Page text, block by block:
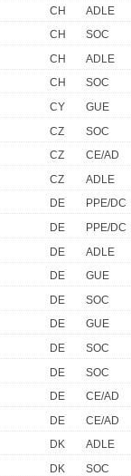
CH
ADLE
CH
SOC
CH
ADLE
CH
SOC
CY
GUE
CZ
SOC
CZ
CE/AD
CZ
ADLE
DE
PPE/DC
DE
PPE/DC
DE
ADLE
DE
GUE
DE
SOC
DE
GUE
DE
SOC
DE
SOC
DE
CE/AD
DE
CE/AD
DK
ADLE
DK
SOC